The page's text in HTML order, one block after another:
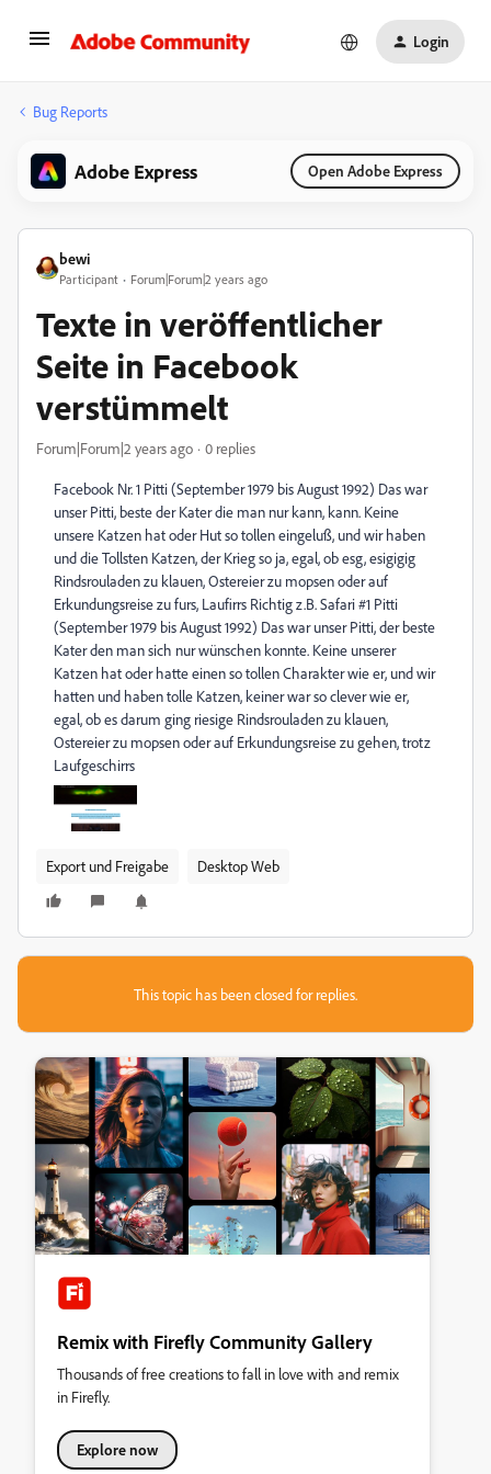
Login
Bug Reports
Adobe Express Open Adobe Express
bewi
Participant Forum|Forum|2 years ago
Texte in veröffentlicher
Seite in Facebook
verstümmelt
Forum|Forum|2 years ago 0 replies
Facebook Nr. 1 Pitti (September 1979 bis August 1992) Das war
unser Pitti, beste der Kater die man nur kann, kann. Keine
unsere Katzen hat oder Hut so tollen eingeluß, und wir haben
und die Tollsten Katzen, der Krieg so ja, egal, ob esg, esigigig
Rindsrouladen zu klauen, Ostereier zu mopsen oder auf
Erkundungsreise zu furs, Laufirrs Richtig z.B. Safari #1 Pitti
(September 1979 bis August 1992) Das war unser Pitti, der beste
Kater den man sich nur wünschen konnte. Keine unserer
Katzen hat oder hatte einen so tollen Charakter wie er, und wir
hatten und haben tolle Katzen, keiner war so clever wie er,
egal, ob es darum ging riesige Rindsrouladen zu klauen,
Ostereier zu mopsen oder auf Erkundungsreise zu gehen, trotz
Laufgeschirrs
Export und Freigabe Desktop Web
This topic has been closed for replies.
Remix with Firefly Community Gallery
Thousands of free creations to fall in love with and remix
in Firefly.
Explore now